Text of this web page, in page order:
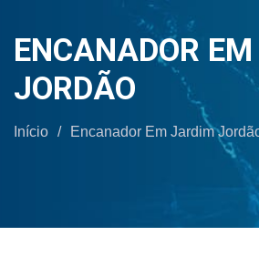
ENCANADOR
JORDÃO
Início / Encanador Em Jardim